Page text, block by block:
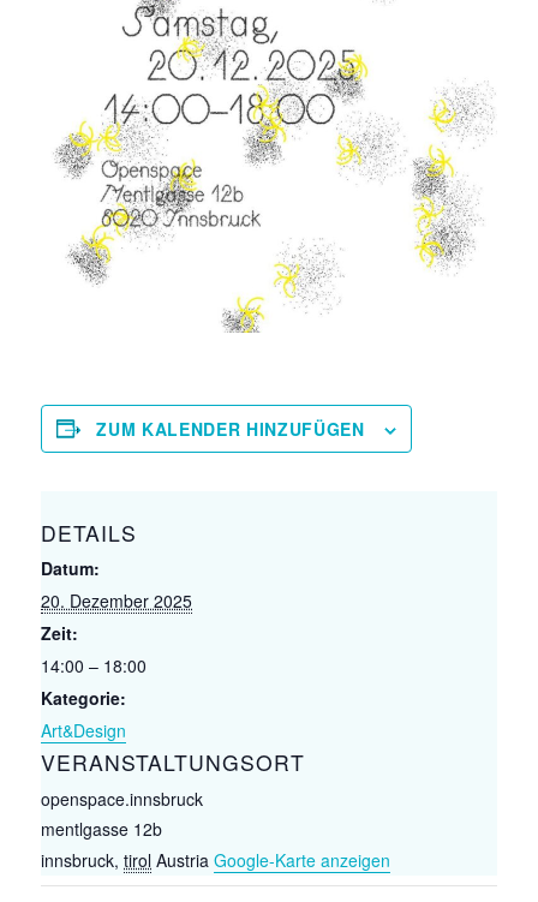
ZUM KALENDER HINZUFÜGEN
DETAILS
Datum:
20. Dezember 2025
Zeit:
14:00 – 18:00
Kategorie:
Art&Design
VERANSTALTUNGSORT
openspace.innsbruck
mentlgasse 12b
innsbruck, tirol Austria Google-Karte anzeigen